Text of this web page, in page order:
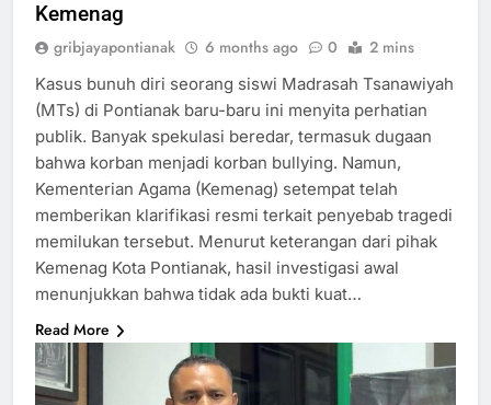
Kemenag
gribjayapontianak 6 months ago 0 2 mins
Kasus bunuh diri seorang siswi Madrasah Tsanawiyah
(MTs) di Pontianak baru-baru ini menyita perhatian
publik. Banyak spekulasi beredar, termasuk dugaan
bahwa korban menjadi korban bullying. Namun,
Kementerian Agama (Kemenag) setempat telah
memberikan klarifikasi resmi terkait penyebab tragedi
memilukan tersebut. Menurut keterangan dari pihak
Kemenag Kota Pontianak, hasil investigasi awal
menunjukkan bahwa tidak ada bukti kuat…
Read More